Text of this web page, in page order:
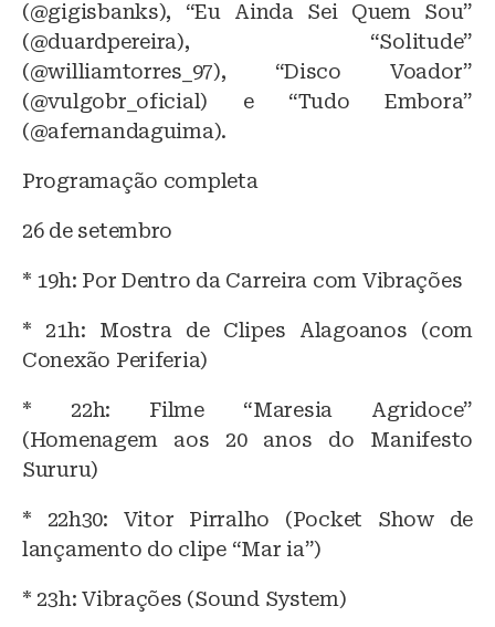
(@gigisbanks), “Eu Ainda Sei Quem Sou”
(@duardpereira), “Solitude”
(@williamtorres_97), “Disco Voador”
(@vulgobr_oficial) e “Tudo Embora”
(@afernandaguima).
Programação completa
26 de setembro
* 19h: Por Dentro da Carreira com Vibrações
* 21h: Mostra de Clipes Alagoanos (com
Conexão Periferia)
* 22h: Filme “Maresia Agridoce”
(Homenagem aos 20 anos do Manifesto
Sururu)
* 22h30: Vitor Pirralho (Pocket Show de
lançamento do clipe “Mar ia”)
* 23h: Vibrações (Sound System)